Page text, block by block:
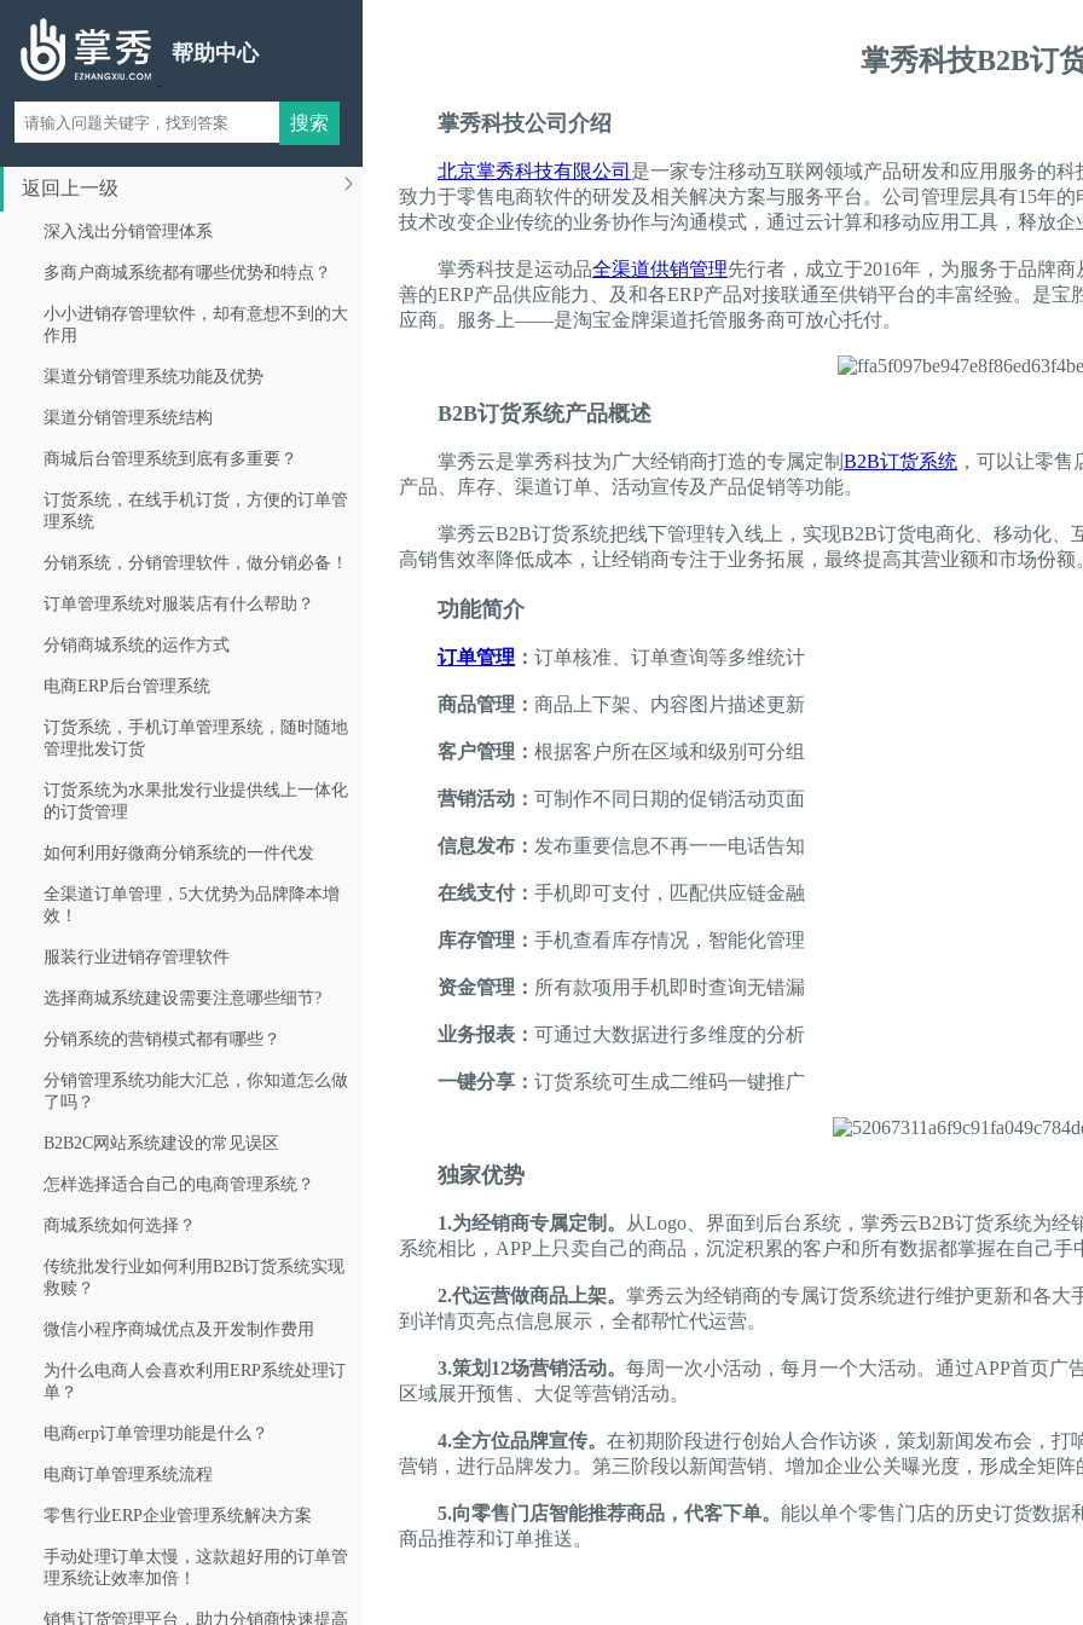
帮助中心
返回上一级
深入浅出分销管理体系
多商户商城系统都有哪些优势和特点？
小小进销存管理软件，却有意想不到的大
作用
渠道分销管理系统功能及优势
渠道分销管理系统结构
商城后台管理系统到底有多重要？
订货系统，在线手机订货，方便的订单管
理系统
分销系统，分销管理软件，做分销必备！
订单管理系统对服装店有什么帮助？
分销商城系统的运作方式
电商ERP后台管理系统
订货系统，手机订单管理系统，随时随地
管理批发订货
订货系统为水果批发行业提供线上一体化
的订货管理
如何利用好微商分销系统的一件代发
全渠道订单管理，5大优势为品牌降本增
效！
服装行业进销存管理软件
选择商城系统建设需要注意哪些细节?
分销系统的营销模式都有哪些？
分销管理系统功能大汇总，你知道怎么做
了吗？
B2B2C网站系统建设的常见误区
怎样选择适合自己的电商管理系统？
商城系统如何选择？
传统批发行业如何利用B2B订货系统实现
救赎？
微信小程序商城优点及开发制作费用
为什么电商人会喜欢利用ERP系统处理订
单？
电商erp订单管理功能是什么？
电商订单管理系统流程
零售行业ERP企业管理系统解决方案
手动处理订单太慢，这款超好用的订单管
理系统让效率加倍！
销售订货管理平台，助力分销商快速提高
掌秀科技B2B订
掌秀科技公司介绍
北京掌秀科技有限公司 是一家专注移动互联网领域产品研发和应用服务的
致力于零售电商软件的研发及相关解决方案与服务平台。公司管理层具有15年
技术改变企业传统的业务协作与沟通模式，通过云计算和移动应用工具，释放
掌秀科技是运动品全渠道供销管理先行者，成立于2016年，为服务于品牌
善的ERP产品供应能力、及和各ERP产品对接联通至供销平台的丰富经验。是
应商。服务上——是淘宝金牌渠道托管服务商可放心托付。
B2B订货系统产品概述
掌秀云是掌秀科技为广大经销商打造的专属定制 B2B订货系统 ，可以让零
产品、库存、渠道订单、活动宣传及产品促销等功能。
掌秀云B2B订货系统把线下管理转入线上，实现B2B订货电商化、移动化、
高销售效率降低成本，让经销商专注于业务拓展，最终提高其营业额和市场份额
功能简介
订单管理 ： 订单核准、订单查询等多维统计
商品管理： 商品上下架、内容图片描述更新
客户管理： 根据客户所在区域和级别可分组
营销活动： 可制作不同日期的促销活动页面
信息发布： 发布重要信息不再一一电话告知
在线支付： 手机即可支付，匹配供应链金融
库存管理： 手机查看库存情况，智能化管理
资金管理： 所有款项用手机即时查询无错漏
业务报表： 可通过大数据进行多维度的分析
一键分享： 订货系统可生成二维码一键推广
独家优势
1.为经销商专属定制。
从Logo、界面到后台系统，掌秀云B2B订货系统为
系统相比，APP上只卖自己的商品，沉淀积累的客户和所有数据都掌握在自己手
2.代运营做商品上架。 掌秀云为经销商的专属订货系统进行维护更新和各
到详情页亮点信息展示，全都帮忙代运营。
3.策划12场营销活动。 每周一次小活动，每月一个大活动。通过APP首页
区域展开预售、大促等营销活动。
4.全方位品牌宣传。 在初期阶段进行创始人合作访谈，策划新闻发布会，
营销，进行品牌发力。第三阶段以新闻营销、增加企业公关曝光度，形成全矩阵
5.向零售门店智能推荐商品，代客下单。 能以单个零售门店的历史订货数据
商品推荐和订单推送。